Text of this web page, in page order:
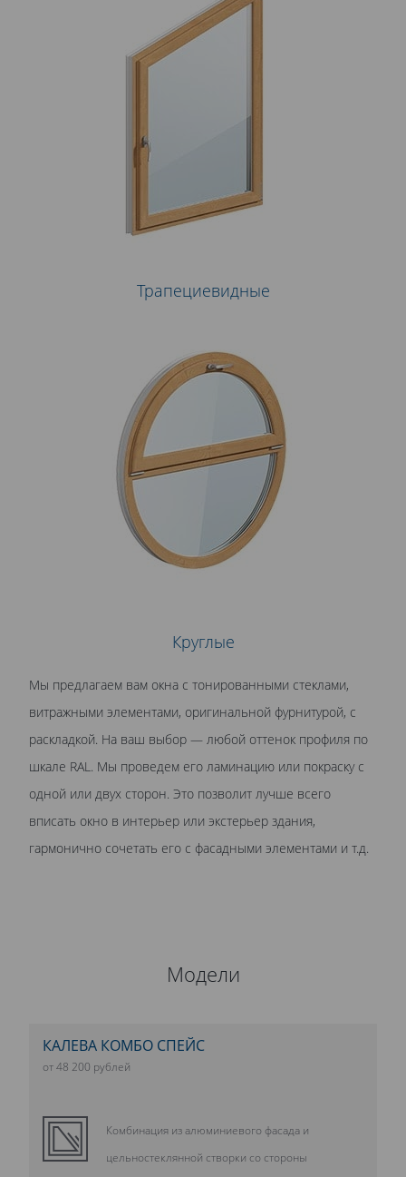
Трапециевидные
Круглые
Мы предлагаем вам окна с тонированными стеклами,
витражными элементами, оригинальной фурнитурой, с
раскладкой. На ваш выбор — любой оттенок профиля по
шкале RAL. Мы проведем его ламинацию или покраску с
одной или двух сторон. Это позволит лучше всего
вписать окно в интерьер или экстерьер здания,
гармонично сочетать его с фасадными элементами и т.д.
Модели
КАЛЕВА КОМБО СПЕЙС
от 48 200 рублей
Комбинация из алюминиевого фасада и
цельностеклянной створки со стороны